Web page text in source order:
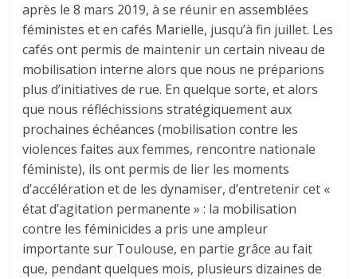
après le 8 mars 2019, à se réunir en assemblées
féministes et en cafés Marielle, jusqu’à fin juillet. Les
cafés ont permis de maintenir un certain niveau de
mobilisation interne alors que nous ne préparions
plus d’initiatives de rue. En quelque sorte, et alors
que nous réfléchissions stratégiquement aux
prochaines échéances (mobilisation contre les
violences faites aux femmes, rencontre nationale
féministe), ils ont permis de lier les moments
d’accélération et de les dynamiser, d’entretenir cet «
état d’agitation permanente » : la mobilisation
contre les féminicides a pris une ampleur
importante sur Toulouse, en partie grâce au fait
que, pendant quelques mois, plusieurs dizaines de